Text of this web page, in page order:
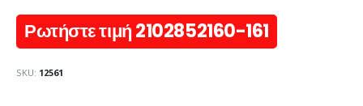
Ρωτήστε τιμή 2102852160-161
SKU: 12561